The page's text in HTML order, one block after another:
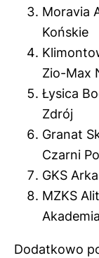
Moravia
Końskie
Zio-Max
Łysica
Zdrój
Granat
Czarni
GKS
MZKS
Dodatkowo